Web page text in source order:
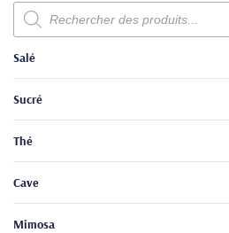
Recherche
de
produits
Salé
Sucré
Thé
Cave
Mimosa